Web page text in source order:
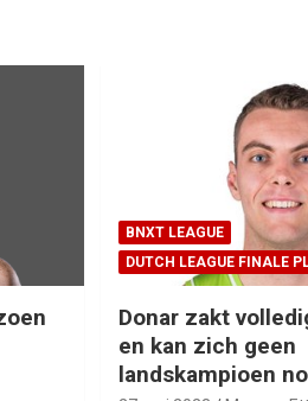
BNXT LEAGUE
DUTCH LEAGUE FINALE
Donar zakt
en kan zich geen
landskampioen